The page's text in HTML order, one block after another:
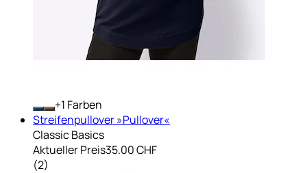
+ Farben
Streifenpullover »Pullover«
Classic Basics
Aktueller Preis35.00 CHF
(2)